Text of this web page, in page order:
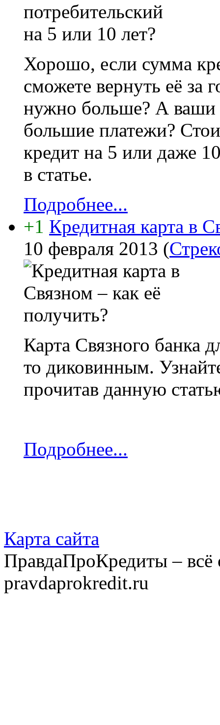
Хорошо, если сумма
сможете вернуть её за
нужно больше? А ваши
большие платежи?
кредит на 5 или даже
в статье.
Подробнее...
+1 Кредитная карта в
10 февраля 2013 (
Карта Связного банка
то диковинным.
прочитав данную
Подробнее...
Карта сайта
ПравдаПроКредиты –
pravdaprokredit.ru